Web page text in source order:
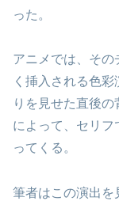
った。
アニメでは、その
く挿入される色
りを見せた直後
によって、セリフ
ってくる。
筆者はこの演出を